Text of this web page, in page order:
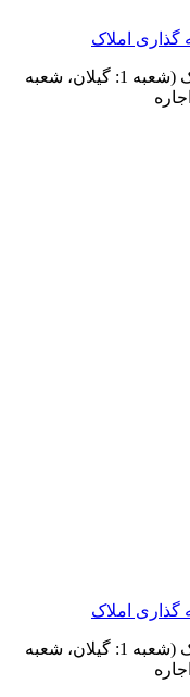
کاسپی لند برند معتبر سرمایه گذاری املاک (شعبه 1: گیلان، شعبه
کاسپی لند برند معتبر سرمایه گذاری املاک (شعبه 1: گیلان، شعبه